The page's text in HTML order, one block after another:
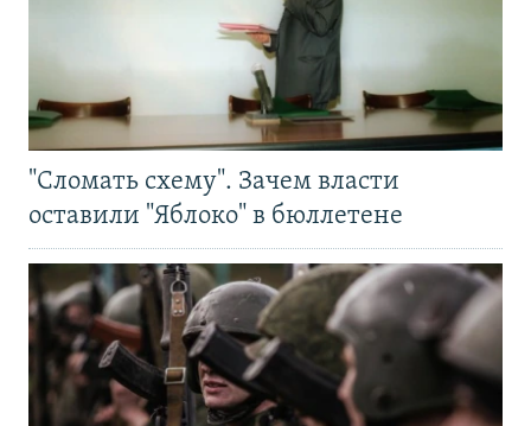
"Сломать схему". Зачем власти
оставили "Яблоко" в бюллетене